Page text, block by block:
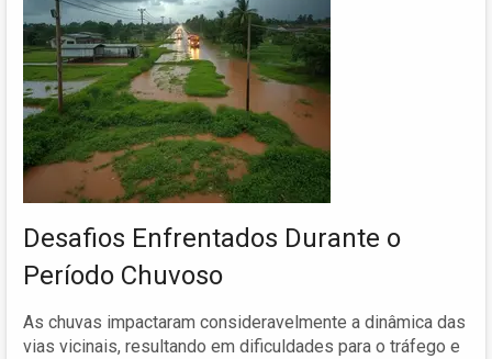
Desafios Enfrentados Durante o
Período Chuvoso
As chuvas impactaram consideravelmente a dinâmica das
vias vicinais, resultando em dificuldades para o tráfego e